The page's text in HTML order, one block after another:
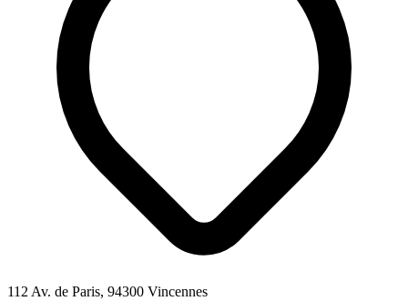
112 Av. de Paris, 94300 Vincennes